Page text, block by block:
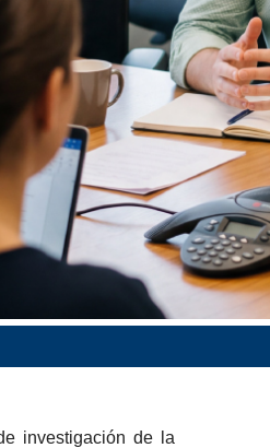
investigación de la